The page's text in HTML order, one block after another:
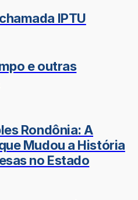
IPTU
e outras
Rondônia: A
Mudou a História
no Estado